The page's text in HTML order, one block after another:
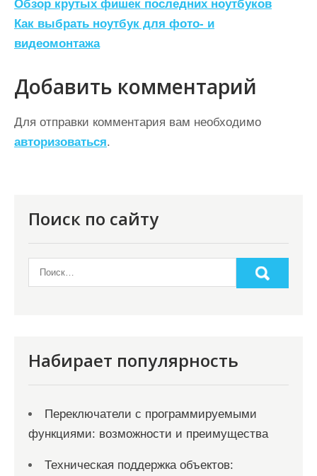
Н
а
в
и
г
а
ц
Обзор крутых фишек последних ноутбуков
Как выбрать ноутбук для фото- и
видеомонтажа
Добавить комментарий
Для отправки комментария вам необходимо
авторизоваться.
Поиск по сайту
Набирает популярность
Переключатели с программируемыми
функциями: возможности и преимущества
Техническая поддержка объектов: